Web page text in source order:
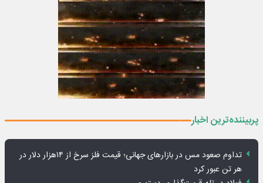
پربیننده‌ترین اخبار
تداوم صعود مس در بازارهای جهانی؛ قیمت فلز سرخ از ۱۴هزار دلار در
هر تن عبور کرد